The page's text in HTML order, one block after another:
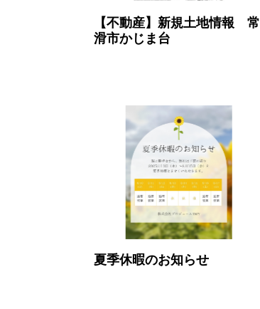
【不動産】新規土地情報 常
滑市かじま台
夏季休暇のお知らせ